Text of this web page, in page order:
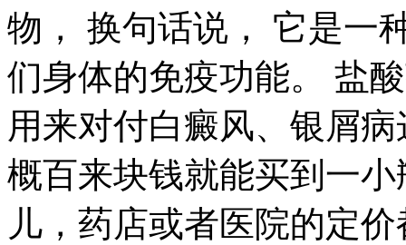
物， 换句话说， 它是一
们身体的免疫功能。 盐
用来对付白癜风、银屑
概百来块钱就能买到一
儿，药店或者医院的定